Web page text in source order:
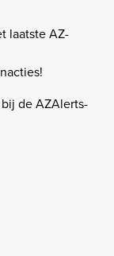
laatste AZ-
de AZAlerts-